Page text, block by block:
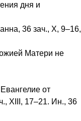
дня и
36 зач., X, 9–16,
Матери не
от
XIII, 17–21. Ин., 36